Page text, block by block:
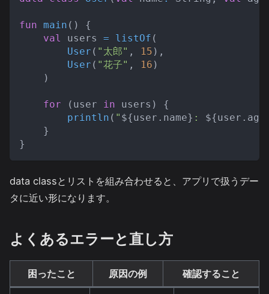
fun main ( )
{
val
users = listOf (
User ( "太郎" , 15 ) ,
User ( "花子" , 16 )
)
for ( user in users )
{
println ( " ${user . name} : ${user . age
}
}
data classとリストを組み合わせると、アプリで扱うデー
タに近い形になります。
よくあるエラーと直し方
困ったこと 原因の例 確認すること